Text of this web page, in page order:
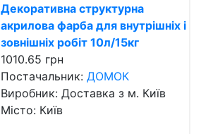
Декоративна структурна
акрилова фарба для внутрішніх і
зовнішніх робіт 10л/15кг
1010.65 грн
Постачальник: ДОМОК
Виробник: Доставка з м. Київ
Місто: Київ